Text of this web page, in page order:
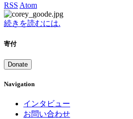
RSS Atom
続きを読むには.
寄付
Donate
Navigation
インタビュー
お問い合わせ